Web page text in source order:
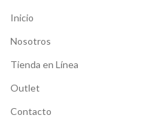
Inicio
Nosotros
Tienda en Línea
Outlet
Contacto